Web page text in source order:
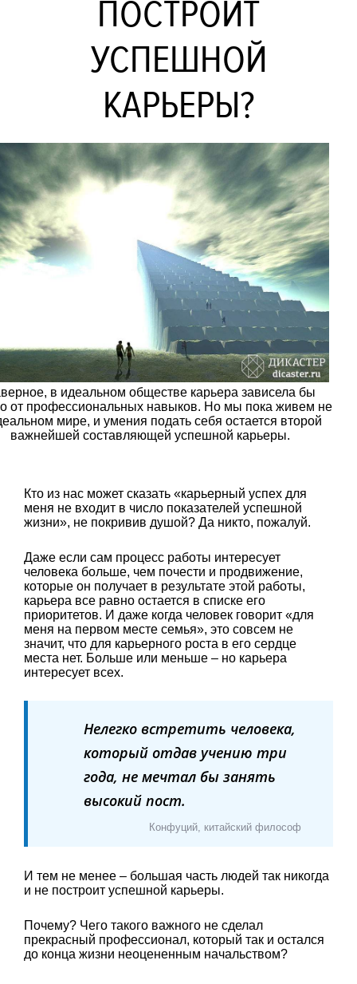
ПОСТРОИТ
УСПЕШНОЙ
КАРЬЕРЫ?
в идеальном обществе карьера зависела бы
от профессиональных навыков. Но мы пока живем не
мире, и умения подать себя остается второй
важнейшей составляющей успешной карьеры.
Кто из нас может сказать «карьерный успех для
меня не входит в число показателей успешной
жизни», не покривив душой? Да никто, пожалуй.
Даже если сам процесс работы интересует
человека больше, чем почести и продвижение,
которые он получает в результате этой работы,
карьера все равно остается в списке его
приоритетов. И даже когда человек говорит «для
меня на первом месте семья», это совсем не
значит, что для карьерного роста в его сердце
места нет. Больше или меньше – но карьера
интересует всех.
Нелегко встретить человека,
который отдав учению три
года, не мечтал бы занять
высокий пост.
Конфуций, китайский философ
И тем не менее – большая часть людей так никогда
и не построит успешной карьеры.
Почему? Чего такого важного не сделал
прекрасный профессионал, который так и остался
до конца жизни неоцененным начальством?